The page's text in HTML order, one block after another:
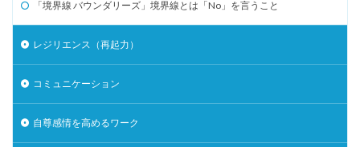
「境界線 バウンダリーズ」境界線とは「No」を言うこと
レジリエンス（再起力）
コミュニケーション
自尊感情を高めるワーク